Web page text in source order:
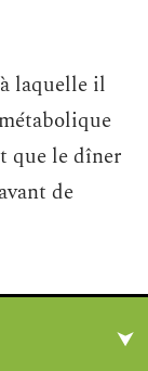
laquelle il
que le dîner
de